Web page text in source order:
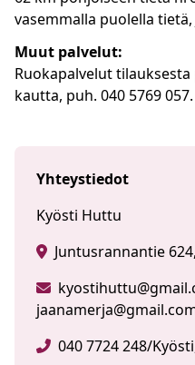
vasemmalla puolella
Muut palvelut:
Ruokapalvelut
kautta, puh. 040 5769 057.
Yhteystiedot
Kyösti Huttu
Juntusrannantie
040 7724 248/